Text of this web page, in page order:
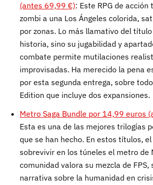
(antes 69,99 €): Este RPG de acción
zombi a una Los Ángeles colorida,
por zonas. Lo más llamativo del
historia, sino su jugabilidad y
combate permite mutilaciones
improvisadas. Ha merecido la pena
por esta segunda entrega, sobre
Edition que incluye dos expansiones.
Metro Saga Bundle por 14,99 euros
Esta es una de las mejores trilogías
que se han hecho. En estos títulos,
sobrevivir en los túneles el metro de
comunidad valora su mezcla de
narrativa sobre la humanidad en